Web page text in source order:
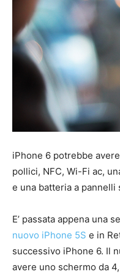
iPhone 6 potrebbe
pollici, NFC, Wi-Fi ac,
e una batteria a pannelli
E’ passata appena una
nuovo iPhone 5S e in
successivo iPhone 6. Il
avere uno schermo da